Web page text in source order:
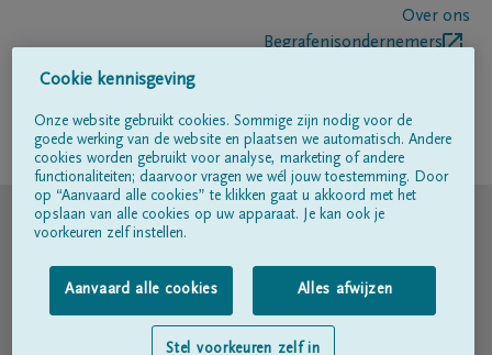
Over ons
Begrafenisondernemers
Volg ons op
© DELA
Gebruiksvoorwaarden
Privacyverklaring
Cookie kennisgeving
Onze website gebruikt cookies. Sommige zijn nodig voor de
goede werking van de website en plaatsen we automatisch. Andere
cookies worden gebruikt voor analyse, marketing of andere
functionaliteiten; daarvoor vragen we wél jouw toestemming. Door
op “Aanvaard alle cookies” te klikken gaat u akkoord met het
opslaan van alle cookies op uw apparaat. Je kan ook je
voorkeuren zelf instellen.
Aanvaard alle cookies Alles afwijzen
Stel voorkeuren zelf in